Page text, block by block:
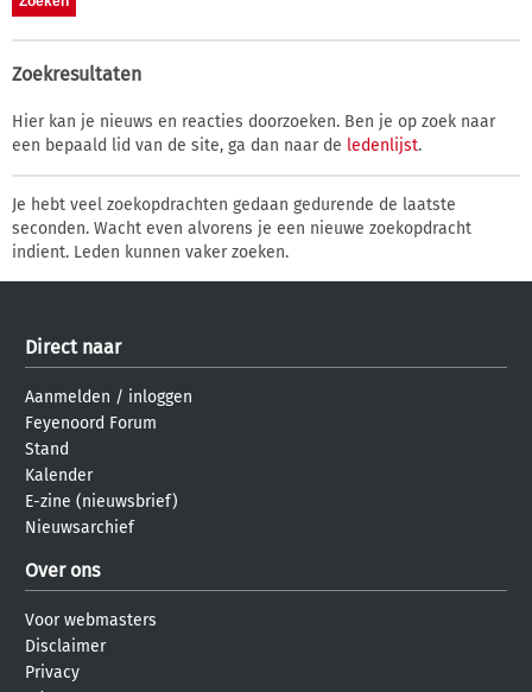
Zoekresultaten
Hier kan je nieuws en reacties doorzoeken. Ben je op zoek naar
een bepaald lid van de site, ga dan naar de ledenlijst.
Je hebt veel zoekopdrachten gedaan gedurende de laatste
seconden. Wacht even alvorens je een nieuwe zoekopdracht
indient. Leden kunnen vaker zoeken.
Direct naar
Aanmelden / inloggen
Feyenoord Forum
Stand
Kalender
E-zine (nieuwsbrief)
Nieuwsarchief
Over ons
Voor webmasters
Disclaimer
Privacy